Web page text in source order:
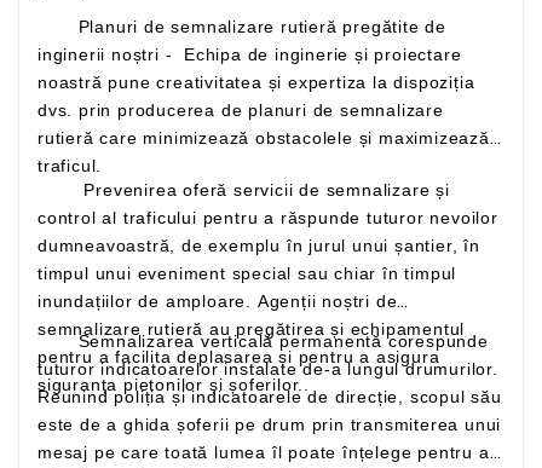
inginerii noștri - Echipa de inginerie și proiectare
noastră pune creativitatea și expertiza la dispoziția
dvs. prin producerea de planuri de semnalizare
rutieră care minimizează obstacolele și maximizează
traficul.
control al traficului pentru a răspunde tuturor nevoilor
dumneavoastră, de exemplu în jurul unui șantier, în
timpul unui eveniment special sau chiar în timpul
inundațiilor de amploare. Agenții noștri de
semnalizare rutieră au pregătirea și echipamentul
pentru a facilita deplasarea și pentru a asigura
siguranța pietonilor și șoferilor..
Semnalizarea verticală permanentă corespunde
tuturor indicatoarelor instalate de-a lungul drumurilor.
Reunind poliția și indicatoarele de direcție, scopul său
este de a ghida șoferii pe drum prin transmiterea unui
mesaj pe care toată lumea îl poate înțelege pentru a-